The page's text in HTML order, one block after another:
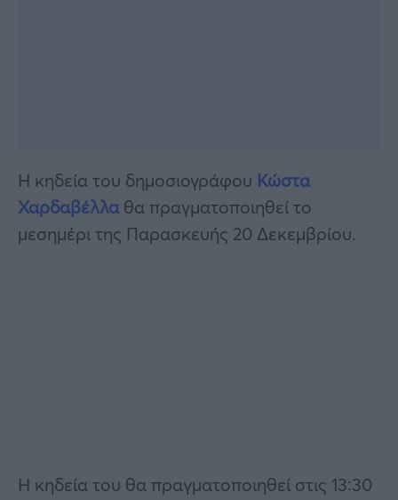
Η κηδεία του δημοσιογράφου Κώστα
Χαρδαβέλλα θα πραγματοποιηθεί το
μεσημέρι της Παρασκευής 20 Δεκεμβρίου.
Η κηδεία του θα πραγματοποιηθεί στις 13:30